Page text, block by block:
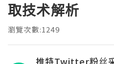
取技术解析
瀏覽次數:1249
推特Twitter粉丝